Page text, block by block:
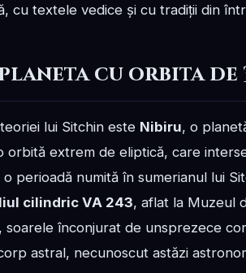
cu textele vedice și cu tradiții din
cu orbita de
lui Sitchin este Nibiru, o
orbită extrem de eliptică, care
perioadă numită în sumerianul lui
cilindric VA 243, aflat la Muzeul
soarele înconjurat de unsprezece
astral, necunoscut astăzi